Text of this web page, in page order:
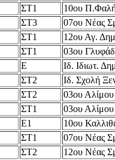
ΣΤ1 10ου
ΣΤ3 07ου Νέας
ΣΤ1 12ου Αγ.
ΣΤ1 03ου
Ε Ιδ. Ιδιωτ.
ΣΤ2 Ιδ. Σχολή
ΣΤ2 03ου Αλίμου
ΣΤ1 03ου Αλίμου
Ε1 10ου
ΣΤ1 07ου Νέας
ΣΤ2 12ου Νέας